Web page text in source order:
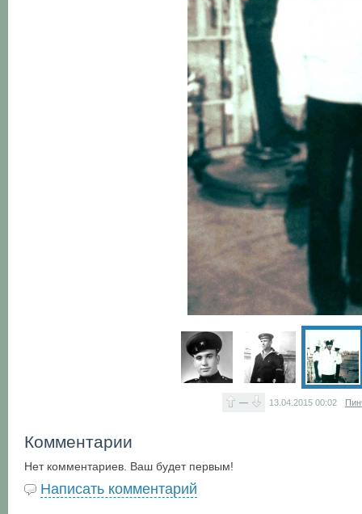
— 13.04.2015 00:02
Комментарии
Нет комментариев. Ваш будет первым!
Написать комментарий